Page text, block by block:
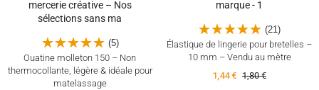
(5)
Ouatine molleton 150 – Non
thermocollante, légère & idéale pour
matelassage
(21)
Élastique de lingerie pour bretelles –
10 mm – Vendu au mètre
1,44 € 1,80 €